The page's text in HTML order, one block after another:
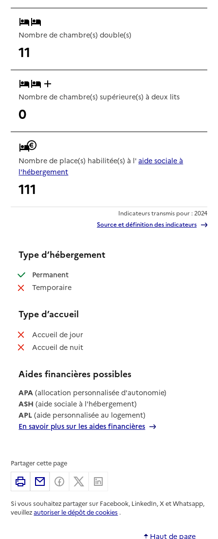
Nombre de chambre(s) double(s)
11
Nombre de chambre(s) supérieure(s) à deux lits
0
Nombre de place(s) habilitée(s) à l' aide sociale à
l'hébergement
111
Indicateurs transmis pour : 2024
Source et définition des indicateurs
Type d’hébergement
Permanent: disponible
Temporaire: non disponible
Type d’accueil
Accueil de jour: non disponible
Accueil de nuit: non disponible
Aides financières possibles
APA (allocation personnalisée d'autonomie)
ASH (aide sociale à l'hébergement)
APL (aide personnalisée au logement)
En savoir plus sur les aides financières
Partager cette page
ImprimerPartager par email
Partager sur Facebook
Partager sur X
Si vous souhaitez partager sur Facebook, LinkedIn, X et Whatsapp,
veuillezautoriser le dépôt de cookies .
Haut de page